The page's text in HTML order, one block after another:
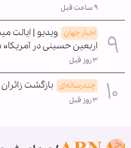
۹ ساعت قبل
اخبار جهان ویدیو | ایالت
اربعین حسینی در
۳ روز قبل
چندرسانه‌ای بازگشت
۳ روز قبل